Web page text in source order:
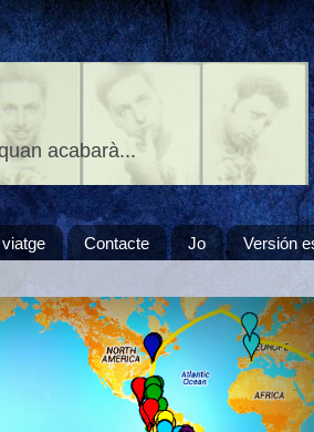
acabarà...
Contacte Jo Versión